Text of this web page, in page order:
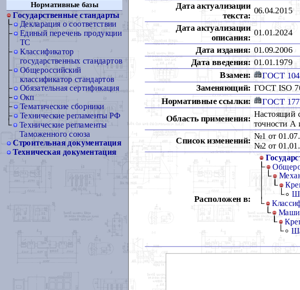
Нормативные базы
Государственные стандарты
Декларация о соответствии
Единый перечень продукции
ТС
Классификатор
государственных стандартов
Общероссийский
классификатор стандартов
Обязательная сертификация
Окп
Тематические сборники
Технические регламенты РФ
Технические регламенты
Таможенного союза
Строительная документация
Техническая документация
Дата актуализации
текста:
06.04.2015
Дата актуализации
описания:
01.01.2024
Дата издания: 01.09.2006
Дата введения: 01.01.1979
Взамен:
ГОСТ
Заменяющий: ГОСТ ISO
Нормативные ссылки: ГОСТ
Область применения:
Настоящий
точности А
Список изменений:
№1 от
№2 от
Расположен в: